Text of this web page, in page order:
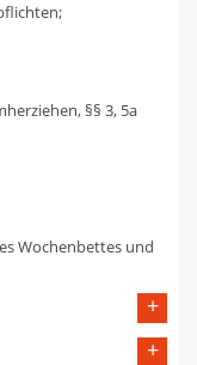
§§ 3, 5a
Wochenbettes und